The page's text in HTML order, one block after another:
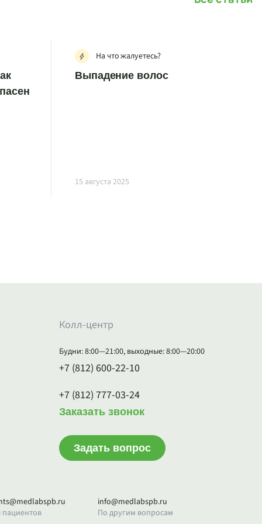
На что жалуетесь?
Выпадение волос
15 августа 2025
Колл-центр
Будни: 8:00—21:00, выходные: 8:00—20:00
+7 (812) 600-22-10
+7 (812) 777-03-24
Заказать звонок
Задать вопрос
info@medlabspb.ru
По другим вопросам